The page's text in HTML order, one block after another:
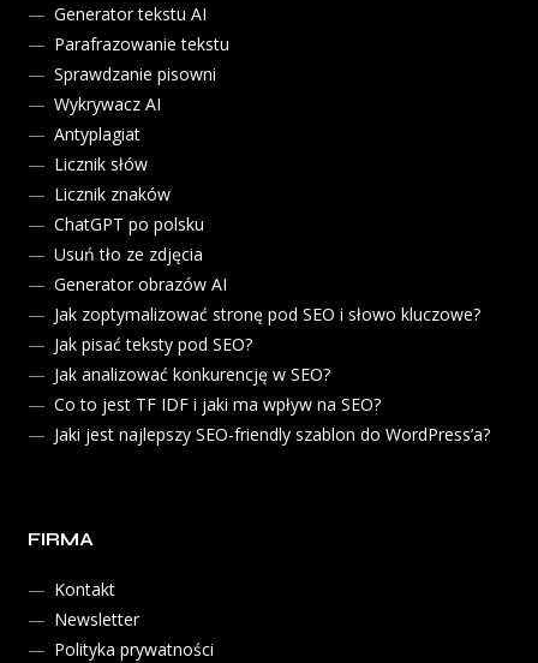
Generator tekstu AI
Parafrazowanie tekstu
Sprawdzanie pisowni
Wykrywacz AI
Antyplagiat
Licznik słów
Licznik znaków
ChatGPT po polsku
Usuń tło ze zdjęcia
Generator obrazów AI
Jak zoptymalizować stronę pod SEO i słowo kluczowe?
Jak pisać teksty pod SEO?
Jak analizować konkurencję w SEO?
Co to jest TF IDF i jaki ma wpływ na SEO?
Jaki jest najlepszy SEO-friendly szablon do WordPress’a?
FIRMA
Kontakt
Newsletter
Polityka prywatności